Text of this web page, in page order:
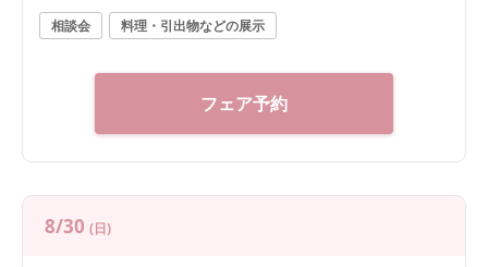
予算など、ご希望に合わせた“和”の結婚式をご提案いた
します。神社結婚式のプロに何でもご相談下さい！ ◆
0～20：00（火曜定休） 【アクセス】 JR線「飯田橋
駅」西口徒歩3分／東京メトロ東西線・有楽町線・南北
相談会 料理・引出物などの展示
フェア予約
8/30 (日)